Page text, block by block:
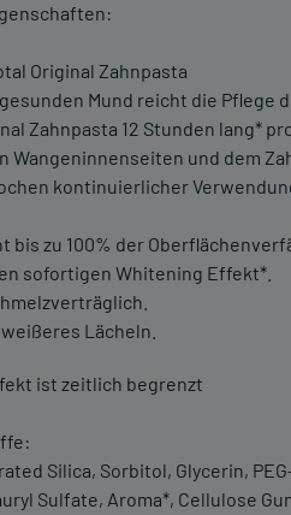
Original Zahnpasta
Mund reicht die Pflege
Zahnpasta 12 Stunden lang*
Wangeninnenseiten und dem
kontinuierlicher
bis zu 100% der
sofortigen Whitening Effekt*.
Lächeln.
ist zeitlich begrenzt
Silica, Sorbitol, Glycerin,
Sulfate, Aroma*, Cellulose